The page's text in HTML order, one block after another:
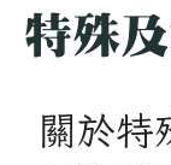
主內容
特殊
關於特